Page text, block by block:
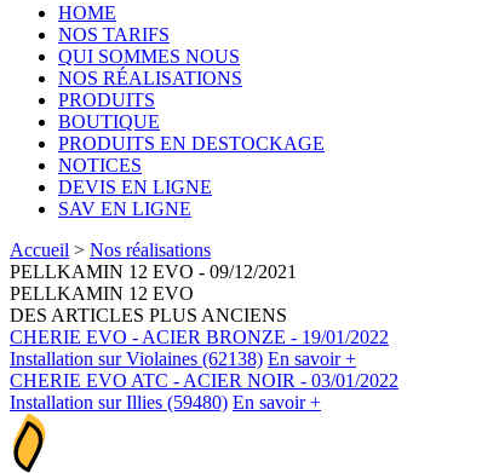
HOME
NOS TARIFS
QUI SOMMES NOUS
NOS RÉALISATIONS
PRODUITS
BOUTIQUE
PRODUITS EN DESTOCKAGE
NOTICES
DEVIS EN LIGNE
SAV EN LIGNE
Accueil > Nos réalisations
PELLKAMIN 12 EVO - 09/12/2021
PELLKAMIN 12 EVO
DES ARTICLES PLUS ANCIENS
CHERIE EVO - ACIER BRONZE - 19/01/2022
Installation sur Violaines (62138) En savoir +
CHERIE EVO ATC - ACIER NOIR - 03/01/2022
Installation sur Illies (59480) En savoir +